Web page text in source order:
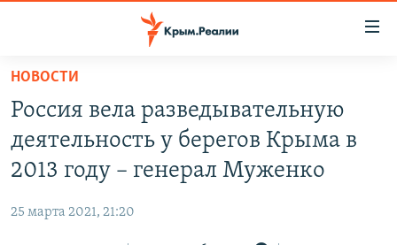
Вернуться
основному
содержанию
Вернутся
главной
навигации11 ЛЕТ ОККУПАЦИИ КРЫМА. 11 ИСТОРИЙ СОПРОТИВЛЕНИЯ
ВОДА
ЕЩЕ
НОВОСТИ
Россия вела разведывательную
деятельность у берегов Крыма в
2013 году – генерал Муженко
25 марта 2021, 21:20